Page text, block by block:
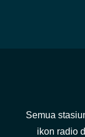
Semua
ikon radio